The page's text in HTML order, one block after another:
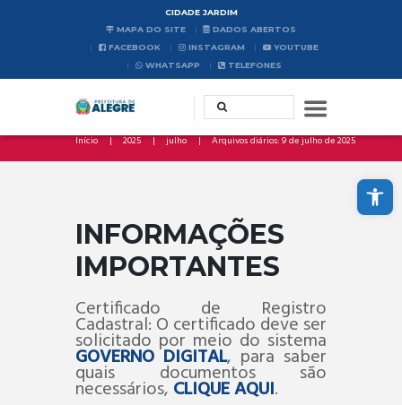
Abrir a barra de ferramentas
CIDADE JARDIM
MAPA DO SITE
DADOS ABERTOS
FACEBOOK
INSTAGRAM
YOUTUBE
WHATSAPP
TELEFONES
Início 2025 julho Arquivos diários: 9 de julho de 2025
INFORMAÇÕES
IMPORTANTES
Certificado de Registro
Cadastral: O certificado deve ser
solicitado por meio do sistema
GOVERNO DIGITAL, para saber
quais documentos são
necessários, CLIQUE AQUI.